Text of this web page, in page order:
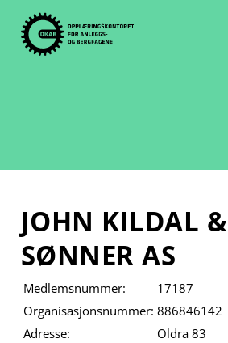
content
JOHN KILDAL &
SØNNER AS
Medlemsnummer:
17187
Organisasjonsnummer: 886846142
Adresse:
Oldra 83